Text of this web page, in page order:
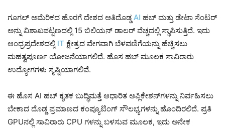
ಗೂಗಲ್ ಅಮೆರಿಕದ ಹೊರಗೆ ದೇಶದ ಅತಿದೊಡ್ಡ AI ಹಬ್ ಮತ್ತು ಡೇಟಾ ಸೆಂಟರ್
ಅನ್ನು ವಿಶಾಖಪಟ್ಟಣದಲ್ಲಿ 15 ಬಿಲಿಯನ್ ಡಾಲರ್ ವೆಚ್ಚದಲ್ಲಿ ಸ್ಥಾಪಿಸುತ್ತಿದೆ. ಇದು
ಆಂಧ್ರಪ್ರದೇಶದಲ್ಲಿ IT ಕ್ಷೇತ್ರದ ವೇಗವಾಗಿ ಬೆಳವಣಿಗೆಯನ್ನು ಹೆಚ್ಚಿಸಲು
ಮಹತ್ವಪೂರ್ಣ ಯೋಜನೆಯಾಗಲಿದೆ. ಹೊಸ ಹಬ್ ಮೂಲಕ ಸಾವಿರಾರು
ಉದ್ಯೋಗಗಳು ಸೃಷ್ಟಿಯಾಗಲಿವೆ.
ಈ ಹೊಸ AI ಹಬ್ ಕೃತಕ ಬುದ್ಧಿಮತ್ತೆ ಆಧಾರಿತ ಅಪ್ಲಿಕೇಶನ್‌ಗಳನ್ನು ನಿರ್ವಹಿಸಲು
ಬೇಕಾದ ದೊಡ್ಡ ಪ್ರಮಾಣದ ಕಂಪ್ಯೂಟಿಂಗ್ ಸೌಲಭ್ಯಗಳನ್ನು ಹೊಂದಿರಲಿದೆ. ಪ್ರತಿ
GPUನಲ್ಲಿ ಸಾವಿರಾರು CPU ಗಳನ್ನು ಬಳಸುವ ಮೂಲಕ, ಇದು ಅನೇಕ